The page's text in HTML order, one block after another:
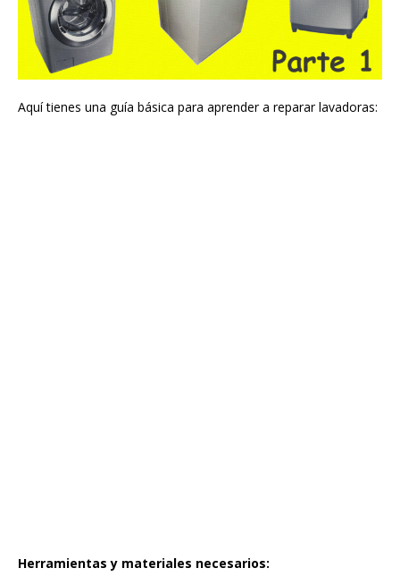
Aquí tienes una guía básica para aprender a reparar lavadoras:
Herramientas y materiales necesarios: